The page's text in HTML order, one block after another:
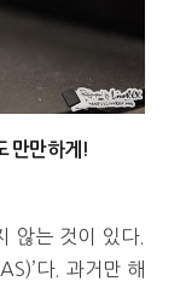
만만하게!
않는 것이 있다.
다. 과거만 해